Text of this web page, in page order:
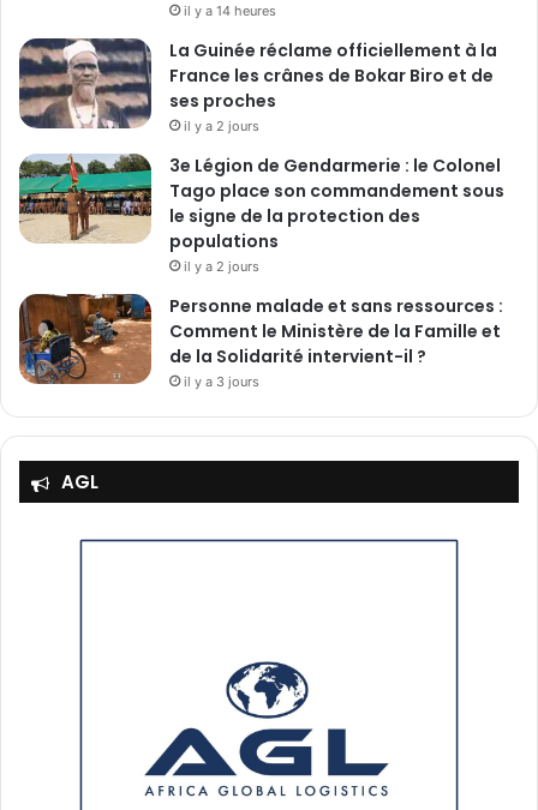
c
e
s
il y a 14 heures
La Guinée réclame officiellement à la
France les crânes de Bokar Biro et de
ses proches
il y a 2 jours
3e Légion de Gendarmerie : le Colonel
Tago place son commandement sous
le signe de la protection des
populations
il y a 2 jours
Personne malade et sans ressources :
Comment le Ministère de la Famille et
de la Solidarité intervient-il ?
il y a 3 jours
AGL